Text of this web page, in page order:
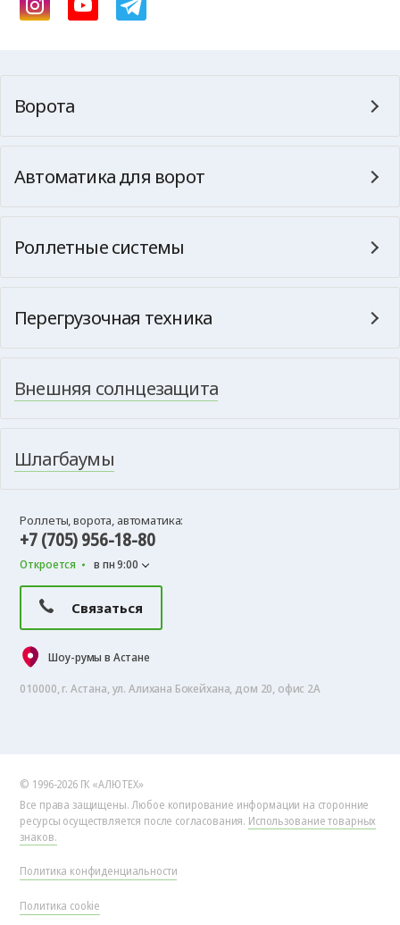
Ворота
Автоматика для ворот
Роллетные системы
Перегрузочная техника
Внешняя солнцезащита
Шлагбаумы
Роллеты, ворота, автоматика:
+7 (705) 956-18-80
Откроется в пн 9:00
Связаться
Шоу-румы в Астане
010000, г. Астана, ул. Алихана Бокейхана, дом 20, офис 2А
© 1996-2026 ГК «АЛЮТЕХ»
Все права защищены. Любое копирование информации на сторонние
ресурсы осуществляется после согласования. Использование товарных
знаков.
Политика конфиденциальности
Политика cookie